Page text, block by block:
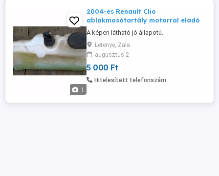
1
2004-es Renault Clio
ablakmosótartály motorral eladó
A képen látható jó állapotú.
Letenye, Zala
augusztus 2
5 000 Ft
Hitelesített telefonszám